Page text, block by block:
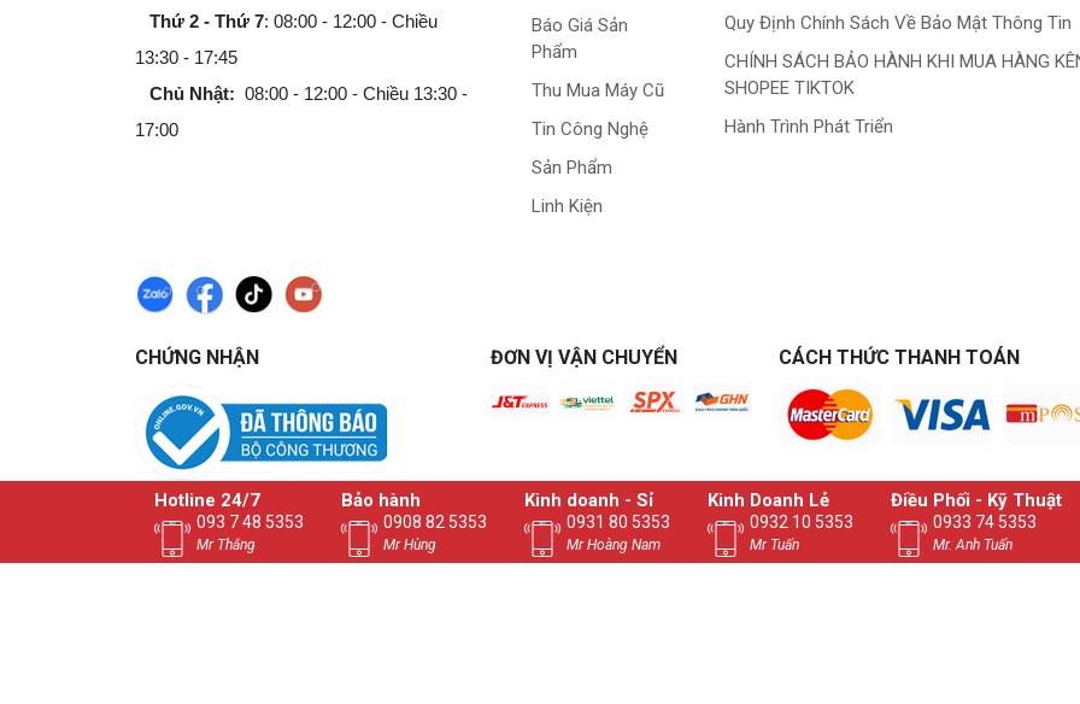
Thứ 2 - Thứ 7: 08:00 - 12:00 - Chiều
13:30 - 17:45
Chủ Nhật: 08:00 - 12:00 - Chiều 13:30 -
17:00
Báo Giá Sản
Phẩm
Thu Mua Máy Cũ
Tin Công Nghệ
Sản Phẩm
Linh Kiện
Quy Định Chính Sách Về Bảo Mật Thông Tin
CHÍNH SÁCH BẢO HÀNH KHI MUA HÀNG
SHOPEE TIKTOK
Hành Trình Phát Triển
CHỨNG NHẬN ĐƠN VỊ VẬN CHUYỂN CÁCH THỨC THANH TOÁN
CÔNG TY TNHH VI TÍNH NGUYỄN THẮNG BIÊN HÒA​
Hotline 24/7
093 7 48 5353
Mr Thắng
Bảo hành
0908 82 5353
Mr Hùng
Kinh doanh - Sỉ
0931 80 5353
Mr Hoàng Nam
Kinh Doanh Lẻ
0932 10 5353
Mr Tuấn
Điều Phối - Kỹ Thuật
0933 74 5353
Mr. Anh Tuấn